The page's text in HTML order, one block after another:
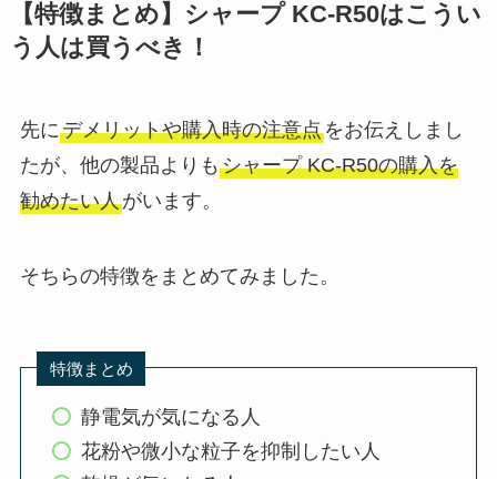
【特徴まとめ】シャープ KC-R50はこうい
う人は買うべき！
先にデメリットや購入時の注意点をお伝えしまし
たが、他の製品よりも シャープ KC-R50の購入を
勧めたい人がいます。
そちらの特徴をまとめてみました。
特徴まとめ
静電気が気になる人
花粉や微小な粒子を抑制したい人